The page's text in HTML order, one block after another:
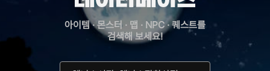
아이템 · 몬스터 · 맵 · NPC · 퀘스트를
검색해 보세요!